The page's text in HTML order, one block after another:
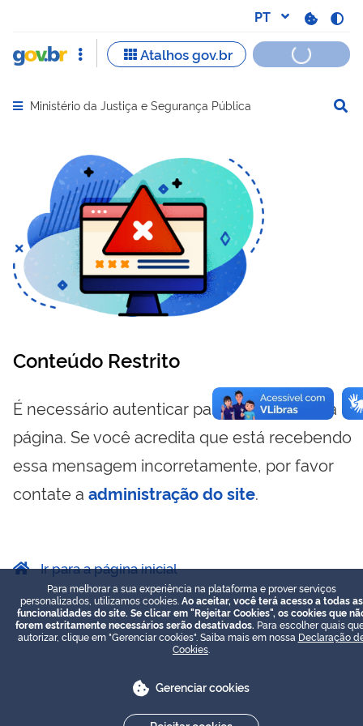
Abrir menu principal de navegação
Ministério da Justiça e Segurança Pública
Conteúdo Restrito
É necessário autenticar para visualizar essa
página. Se você acredita que está recebendo
essa mensagem incorretamente, por favor
contate a administração do site.
Ir para a página inicial
Para melhorar a sua experiência na plataforma e prover serviços
personalizados, utilizamos cookies. Ao aceitar, você terá acesso a todas as
funcionalidades do site. Se clicar em "Rejeitar Cookies", os cookies que
forem estritamente necessários serão desativados. Para escolher quais
autorizar, clique em "Gerenciar cookies". Saiba mais em nossa Declaração
Cookies
Gerenciar cookies